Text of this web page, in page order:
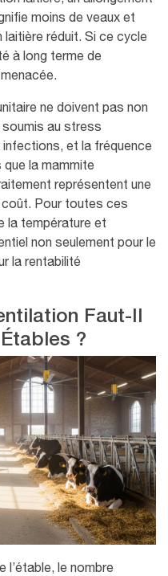
moins de veaux et
réduit. Si ce cycle
à long terme de
ne doivent pas non
soumis au stress
infections, et la fréquence
la mammite
représentent une
Pour toutes ces
la température et
non seulement pour le
la rentabilité
Faut-Il
?
l’étable, le nombre